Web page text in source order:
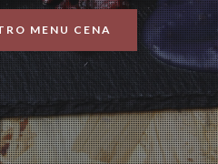
MENU CENA